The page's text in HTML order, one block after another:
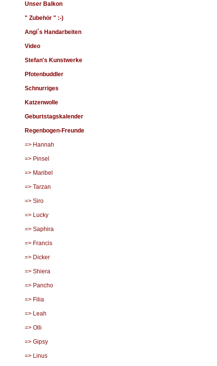
Unser Balkon
" Zubehör " :-)
Angi`s Handarbeiten
Video
Stefan's Kunstwerke
Pfotenbuddler
Schnurriges
Katzenwolle
Geburtstagskalender
Regenbogen-Freunde
=> Hannah
=> Pinsel
=> Maribel
=> Tarzan
=> Siro
=> Lucky
=> Saphira
=> Francis
=> Dicker
=> Shiera
=> Pancho
=> Filia
=> Leah
=> Olli
=> Gipsy
=> Linus